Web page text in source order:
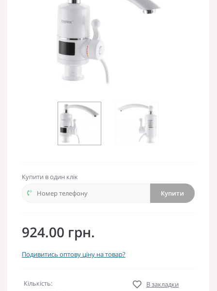
Купити в один клік
Купити
924.00 грн.
Подивитись оптову ціну на товар?
Кількість:
В закладки